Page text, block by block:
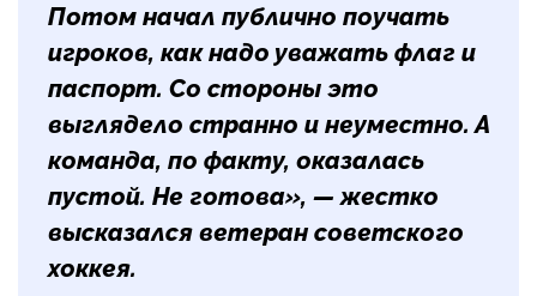
Потом начал публично поучать
игроков, как надо уважать флаг и
паспорт. Со стороны это
выглядело странно и неуместно. А
команда, по факту, оказалась
пустой. Не готова», — жестко
высказался ветеран советского
хоккея.